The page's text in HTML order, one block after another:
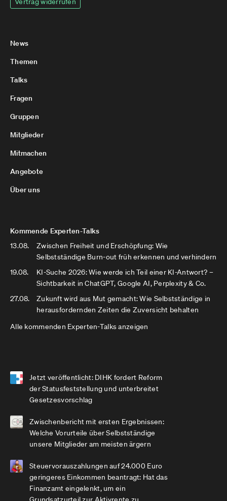
News
Themen
Talks
Fragen
Gruppen
Mitglieder
Mitmachen
Angebote
Über uns
Kommende Experten-Talks
13.08.
Zwischen Freiheit und Erschöpfung: Wie
Selbstständige Burn-out früh erkennen und verhindern
19.08.
KI-Suche 2026: Wie werde ich Teil einer KI-Antwort? –
Sichtbarkeit in ChatGPT, Google AI, Perplexity & Co.
27.08.
Zukunft wird aus Mut gemacht: Wie Selbstständige in
herausfordernden Zeiten die Zuversicht behalten
Alle kommenden Experten-Talks anzeigen
Jetzt veröffentlicht: DIHK fordert Reform
der Statusfeststellung und unterbreitet
Gesetzesvorschlag
Zwischenbericht mit ersten Ergebnissen:
Welche Vorurteile über Selbstständige
unsere Mitglieder am meisten ärgern
Steuervorauszahlungen auf 24.000 Euro
geringeres Einkommen beantragt: Hat das
Finanzamt eingelenkt, um ein